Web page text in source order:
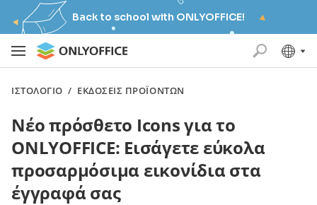
Back to school with ONLYOFFICE!
ΙΣΤΟΛΌΓΙΟ / ΕΚΔΌΣΕΙΣ ΠΡΟΪΌΝΤΩΝ
Νέο πρόσθετο Icons για το
ONLYOFFICE: Εισάγετε εύκολα
προσαρμόσιμα εικονίδια στα
έγγραφά σας